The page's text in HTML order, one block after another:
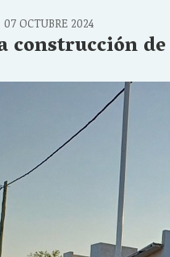
07 OCTUBRE 2024
construcción